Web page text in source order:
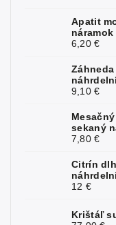
Lapis lazuli
0
2
0
0
Apatit
náramok
6,20 €
9,10 €
sekaný
7,80 €
Citrín
12 €
Krištáľ